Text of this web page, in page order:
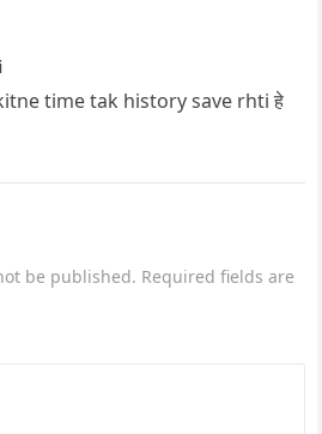
time tak history save rhti हे
be published. Required fields are